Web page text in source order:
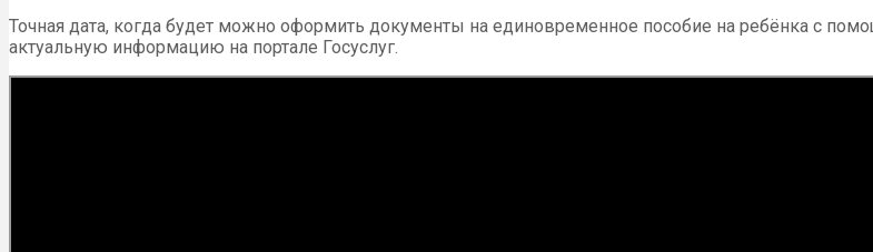
Точная дата, когда будет можно оформить документы на единовременное пособие на ребёнка с
актуальную информацию на портале Госуслуг.